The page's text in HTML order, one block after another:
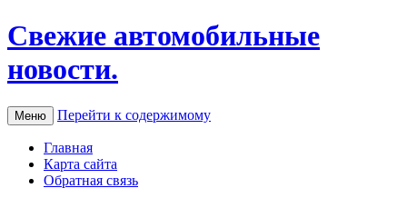
Свежие автомобильные
новости.
Меню Перейти к содержимому
Главная
Карта сайта
Обратная связь